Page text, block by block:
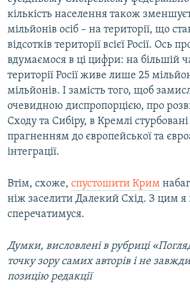
кількість населення також
мільйонів осіб – на території, що
відсотків території всієї Росії. Ось
вдумаємося в ці цифри: на більшій
території Росії живе лише 25
мільйонів. І замість того, щоб
очевидною диспропорцією, про
Сходу та Сибіру, в Кремлі
прагненням до європейської та
інтеграції.
Втім, схоже, спустошити Крим
ніж заселити Далекий Схід. З цим я
сперечатимуся.
Думки, висловлені в рубриці
точку зору самих авторів і не
позицію редакції